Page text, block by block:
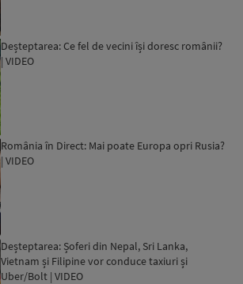
Deșteptarea: Ce fel de vecini își doresc românii?
| VIDEO
România în Direct: Mai poate Europa opri Rusia?
| VIDEO
Deșteptarea: Șoferi din Nepal, Sri Lanka,
Vietnam și Filipine vor conduce taxiuri și
Uber/Bolt | VIDEO